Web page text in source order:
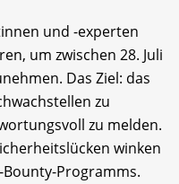
und -experten
um zwischen 28. Juli
Das Ziel: das
zu
zu melden.
winken
Programms.